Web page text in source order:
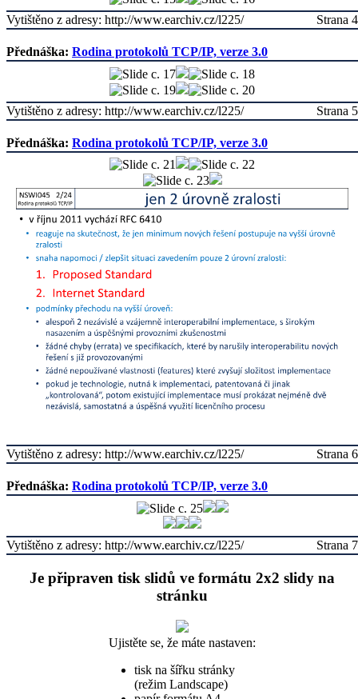
Strana 4
Vytištěno z adresy: http://www.earchiv.cz/l225/
Přednáška: Rodina protokolů TCP/IP, verze 3.0
Strana 5
Vytištěno z adresy: http://www.earchiv.cz/l225/
Přednáška: Rodina protokolů TCP/IP, verze 3.0
Strana 6
Vytištěno z adresy: http://www.earchiv.cz/l225/
Přednáška: Rodina protokolů TCP/IP, verze 3.0
Strana 7
Vytištěno z adresy: http://www.earchiv.cz/l225/
Je připraven tisk slidů ve formátu 2x2 slidy na
stránku
Ujistěte se, že máte nastaven:
tisk na šířku stránky
(režim Landscape)